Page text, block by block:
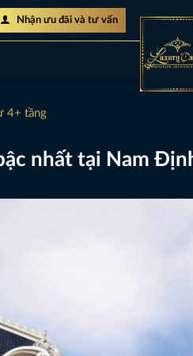
Nhận ưu đãi và tư vấn
4+ tầng
nhất tại Nam